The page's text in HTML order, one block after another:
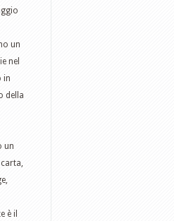
un
nel
in
della
un
è il